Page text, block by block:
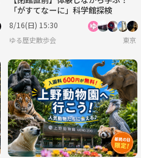
「がすてなーに」科学館探検
8/16(日) 15:30
ゆる歴史散歩会 東京